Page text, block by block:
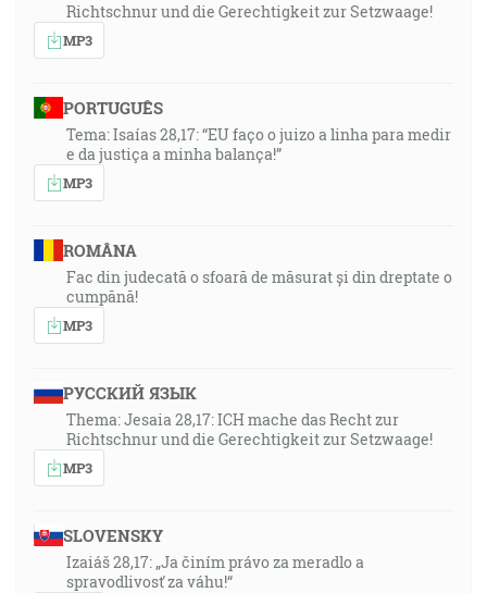
Richtschnur und die Gerechtigkeit zur Setzwaage!
MP3
PORTUGUÊS
Tema: Isaías 28,17: “EU faço o juizo a linha para medir
e da justiça a minha balança!”
MP3
ROMÂNA
Fac din judecată o sfoară de măsurat și din dreptate o
cumpănă!
MP3
РУССКИЙ ЯЗЫК
Thema: Jesaia 28,17: ICH mache das Recht zur
Richtschnur und die Gerechtigkeit zur Setzwaage!
MP3
SLOVENSKY
Izaiáš 28,17: „Ja činím právo za meradlo a
spravodlivosť za váhu!“